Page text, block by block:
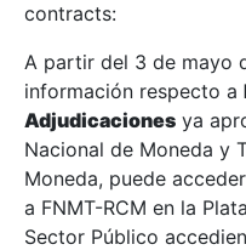
Show/Hide
Show/Hide
contracts:
A partir del 3 de mayo
información respecto a
Adjudicaciones ya
Nacional de Moneda y
Moneda, puede
a FNMT-RCM en la
Sector Público